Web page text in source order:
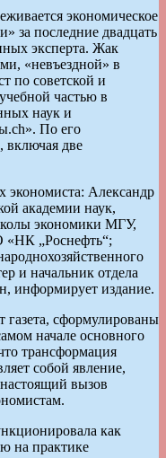
экономическое
за последние двадцать
эксперта. Жак
«невъездной» в
по советской и
частью в
наук и
По его
включая две
экономиста: Александр
академии наук,
экономики МГУ,
«НК „Роснефть“;
и начальник отдела
информирует издание.
газета, сформулированы
начале основного
трансформация
собой явление,
вызов
как
на практике